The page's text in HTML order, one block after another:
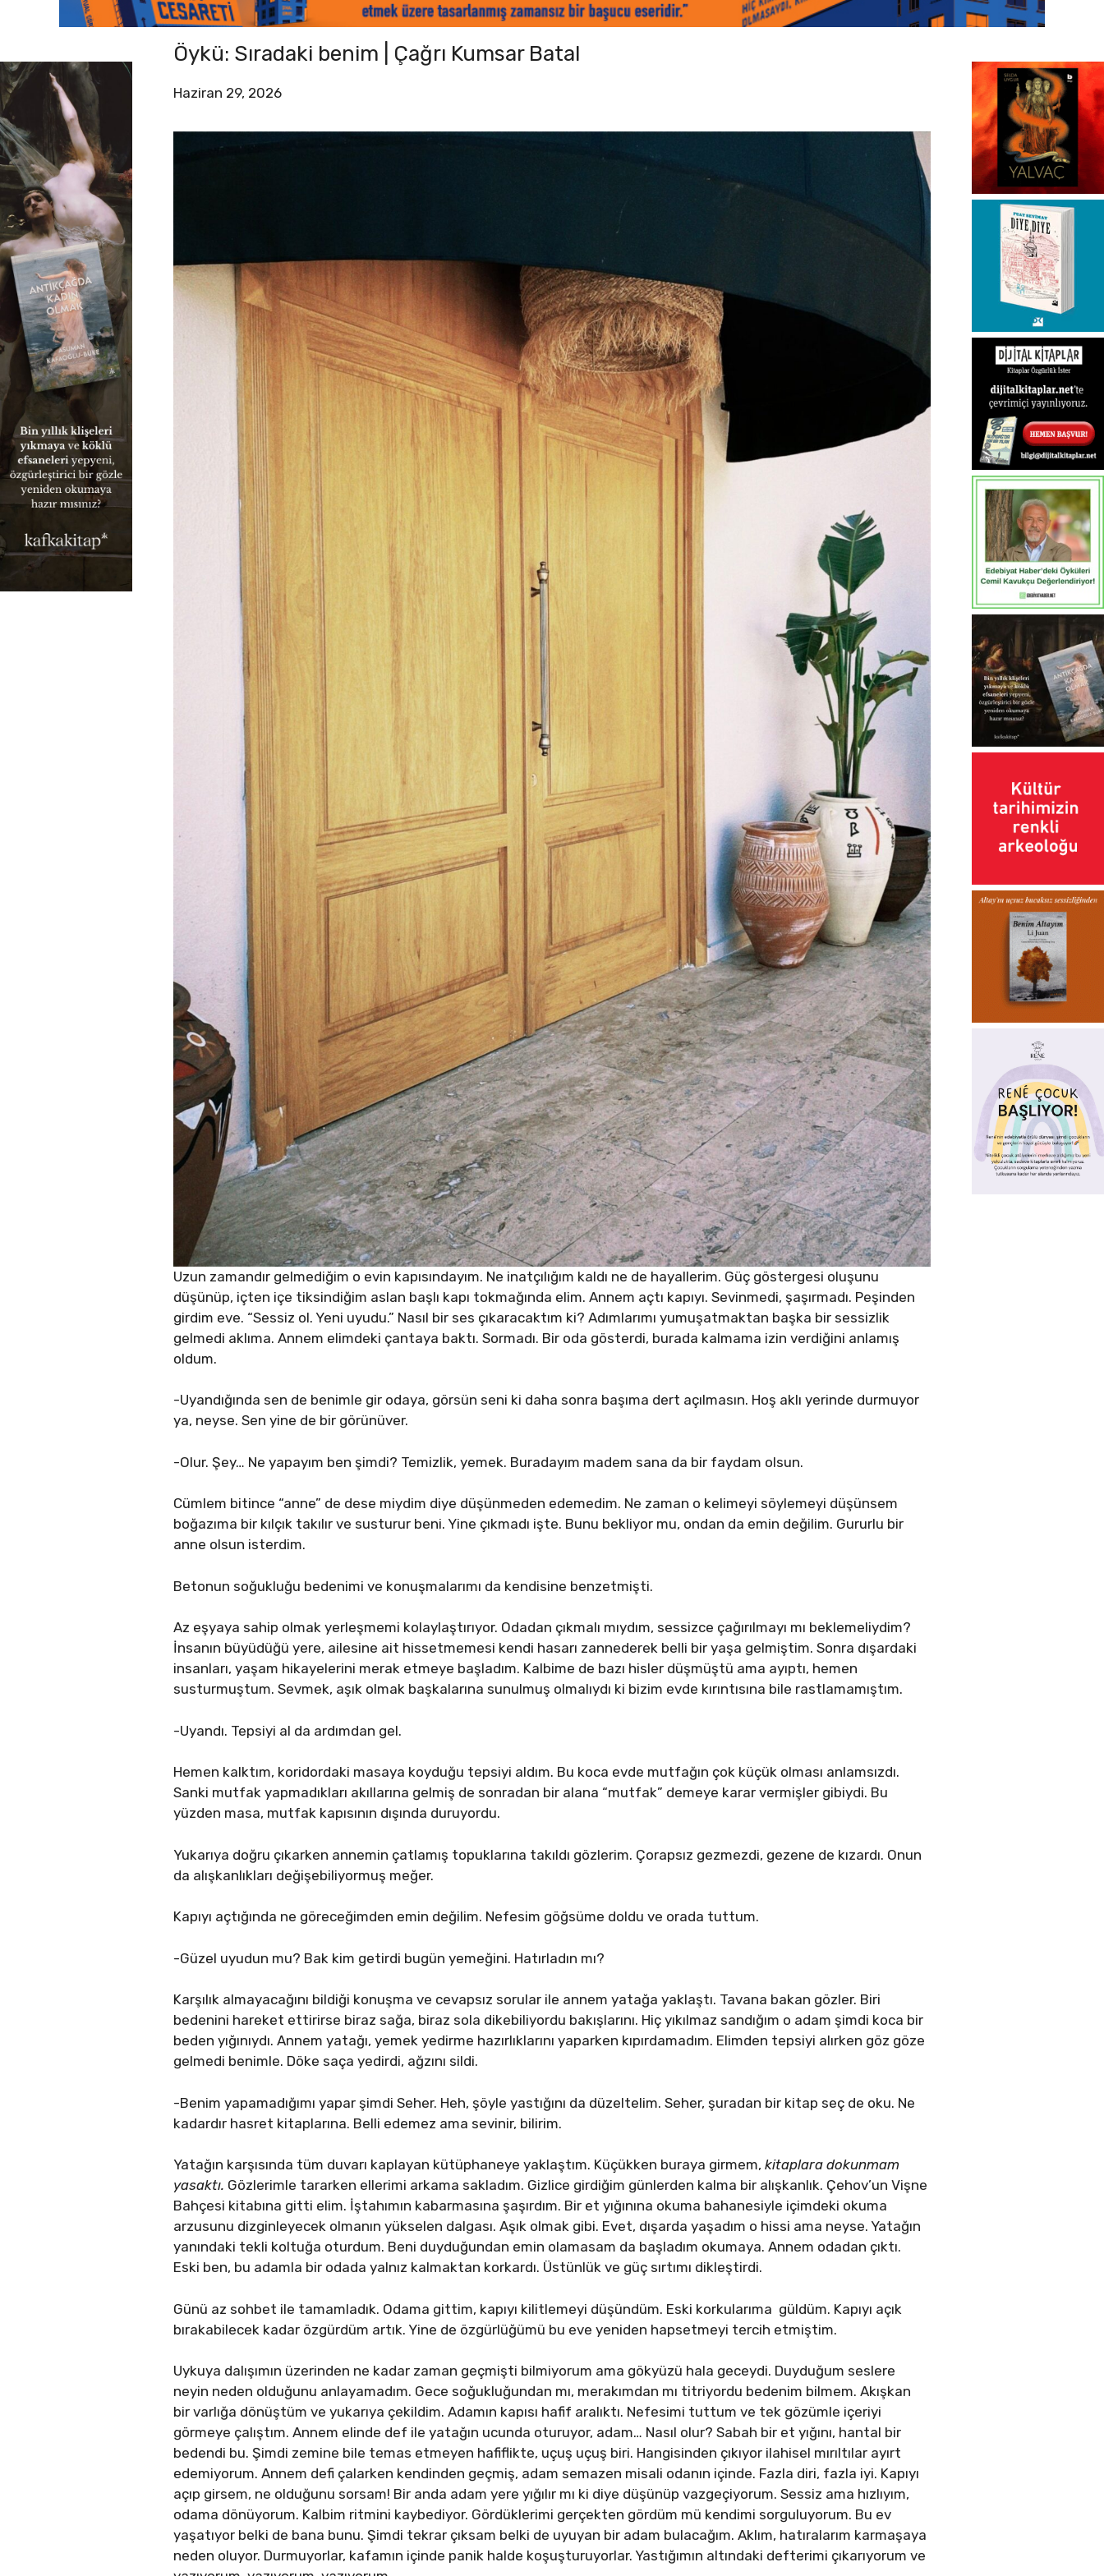
Öykü: Sıradaki benim | Çağrı Kumsar Batal
Haziran 29, 2026
Uzun zamandır gelmediğim o evin kapısındayım. Ne inatçılığım kaldı ne de hayallerim. Güç göstergesi oluşunu
düşünüp, içten içe tiksindiğim aslan başlı kapı tokmağında elim. Annem açtı kapıyı. Sevinmedi, şaşırmadı. Peşinden
girdim eve. “Sessiz ol. Yeni uyudu.” Nasıl bir ses çıkaracaktım ki? Adımlarımı yumuşatmaktan başka bir sessizlik
gelmedi aklıma. Annem elimdeki çantaya baktı. Sormadı. Bir oda gösterdi, burada kalmama izin verdiğini anlamış
oldum.
-Uyandığında sen de benimle gir odaya, görsün seni ki daha sonra başıma dert açılmasın. Hoş aklı yerinde durmuyor
ya, neyse. Sen yine de bir görünüver.
-Olur. Şey… Ne yapayım ben şimdi? Temizlik, yemek. Buradayım madem sana da bir faydam olsun.
Cümlem bitince “anne” de dese miydim diye düşünmeden edemedim. Ne zaman o kelimeyi söylemeyi düşünsem
boğazıma bir kılçık takılır ve susturur beni. Yine çıkmadı işte. Bunu bekliyor mu, ondan da emin değilim. Gururlu bir
anne olsun isterdim.
Betonun soğukluğu bedenimi ve konuşmalarımı da kendisine benzetmişti.
Az eşyaya sahip olmak yerleşmemi kolaylaştırıyor. Odadan çıkmalı mıydım, sessizce çağırılmayı mı beklemeliydim?
İnsanın büyüdüğü yere, ailesine ait hissetmemesi kendi hasarı zannederek belli bir yaşa gelmiştim. Sonra dışardaki
insanları, yaşam hikayelerini merak etmeye başladım. Kalbime de bazı hisler düşmüştü ama ayıptı, hemen
susturmuştum. Sevmek, aşık olmak başkalarına sunulmuş olmalıydı ki bizim evde kırıntısına bile rastlamamıştım.
-Uyandı. Tepsiyi al da ardımdan gel.
Hemen kalktım, koridordaki masaya koyduğu tepsiyi aldım. Bu koca evde mutfağın çok küçük olması anlamsızdı.
Sanki mutfak yapmadıkları akıllarına gelmiş de sonradan bir alana “mutfak” demeye karar vermişler gibiydi. Bu
yüzden masa, mutfak kapısının dışında duruyordu.
Yukarıya doğru çıkarken annemin çatlamış topuklarına takıldı gözlerim. Çorapsız gezmezdi, gezene de kızardı. Onun
da alışkanlıkları değişebiliyormuş meğer.
Kapıyı açtığında ne göreceğimden emin değilim. Nefesim göğsüme doldu ve orada tuttum.
-Güzel uyudun mu? Bak kim getirdi bugün yemeğini. Hatırladın mı?
Karşılık almayacağını bildiği konuşma ve cevapsız sorular ile annem yatağa yaklaştı. Tavana bakan gözler. Biri
bedenini hareket ettirirse biraz sağa, biraz sola dikebiliyordu bakışlarını. Hiç yıkılmaz sandığım o adam şimdi koca bir
beden yığınıydı. Annem yatağı, yemek yedirme hazırlıklarını yaparken kıpırdamadım. Elimden tepsiyi alırken göz göze
gelmedi benimle. Döke saça yedirdi, ağzını sildi.
-Benim yapamadığımı yapar şimdi Seher. Heh, şöyle yastığını da düzeltelim. Seher, şuradan bir kitap seç de oku. Ne
kadardır hasret kitaplarına. Belli edemez ama sevinir, bilirim.
Yatağın karşısında tüm duvarı kaplayan kütüphaneye yaklaştım. Küçükken buraya girmem,kitaplara dokunmam
yasaktı. Gözlerimle tararken ellerimi arkama sakladım. Gizlice girdiğim günlerden kalma bir alışkanlık. Çehov’un Vişne
Bahçesi kitabına gitti elim. İştahımın kabarmasına şaşırdım. Bir et yığınına okuma bahanesiyle içimdeki okuma
arzusunu dizginleyecek olmanın yükselen dalgası. Aşık olmak gibi. Evet, dışarda yaşadım o hissi ama neyse. Yatağın
yanındaki tekli koltuğa oturdum. Beni duyduğundan emin olamasam da başladım okumaya. Annem odadan çıktı.
Eski ben, bu adamla bir odada yalnız kalmaktan korkardı. Üstünlük ve güç sırtımı dikleştirdi.
Günü az sohbet ile tamamladık. Odama gittim, kapıyı kilitlemeyi düşündüm. Eski korkularıma güldüm. Kapıyı açık
bırakabilecek kadar özgürdüm artık. Yine de özgürlüğümü bu eve yeniden hapsetmeyi tercih etmiştim.
Uykuya dalışımın üzerinden ne kadar zaman geçmişti bilmiyorum ama gökyüzü hala geceydi. Duyduğum seslere
neyin neden olduğunu anlayamadım. Gece soğukluğundan mı, merakımdan mı titriyordu bedenim bilmem. Akışkan
bir varlığa dönüştüm ve yukarıya çekildim. Adamın kapısı hafif aralıktı. Nefesimi tuttum ve tek gözümle içeriyi
görmeye çalıştım. Annem elinde def ile yatağın ucunda oturuyor, adam… Nasıl olur? Sabah bir et yığını, hantal bir
bedendi bu. Şimdi zemine bile temas etmeyen hafiflikte, uçuş uçuş biri. Hangisinden çıkıyor ilahisel mırıltılar ayırt
edemiyorum. Annem defi çalarken kendinden geçmiş, adam semazen misali odanın içinde. Fazla diri, fazla iyi. Kapıyı
açıp girsem, ne olduğunu sorsam! Bir anda adam yere yığılır mı ki diye düşünüp vazgeçiyorum. Sessiz ama hızlıyım,
odama dönüyorum. Kalbim ritmini kaybediyor. Gördüklerimi gerçekten gördüm mü kendimi sorguluyorum. Bu ev
yaşatıyor belki de bana bunu. Şimdi tekrar çıksam belki de uyuyan bir adam bulacağım. Aklım, hatıralarım karmaşaya
neden oluyor. Durmuyorlar, kafamın içinde panik halde koşuşturuyorlar. Yastığımın altındaki defterimi çıkarıyorum ve